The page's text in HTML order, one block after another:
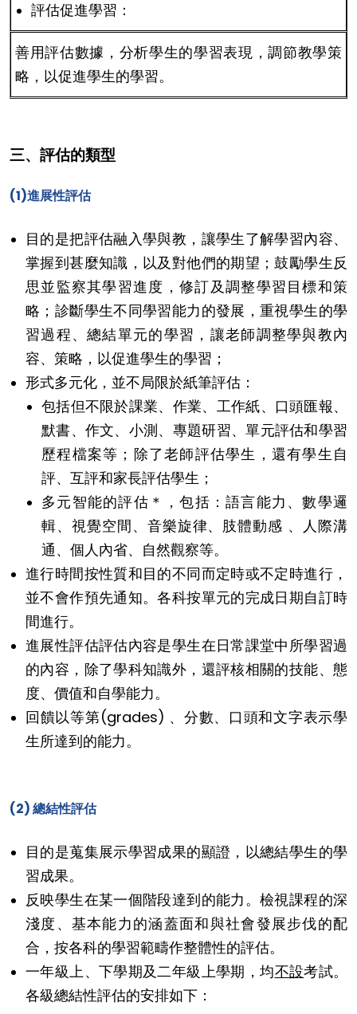
評估促進學習：
善用評估數據，分析學生的學習表現，調節教學策
略，以促進學生的學習。
三、評估的類型
(1)進展性評估
目的是把評估融入學與教，讓學生了解學習內容、
掌握到甚麼知識，以及對他們的期望；鼓勵學生反
思並監察其學習進度，修訂及調整學習目標和策
略；診斷學生不同學習能力的發展，重視學生的學
習過程、總結單元的學習，讓老師調整學與教內
容、策略，以促進學生的學習；
形式多元化，並不局限於紙筆評估：
包括但不限於課業、作業、工作紙、口頭匯報、
默書、作文、小測、專題研習、單元評估和學習
歷程檔案等；除了老師評估學生，還有學生自
評、互評和家長評估學生；
多元智能的評估＊，包括：語言能力、數學邏
輯、視覺空間、音樂旋律、肢體動感 、人際溝
通、個人內省、自然觀察等。
進行時間按性質和目的不同而定時或不定時進行，
並不會作預先通知。各科按單元的完成日期自訂時
間進行。
進展性評估評估內容是學生在日常課堂中所學習過
的內容，除了學科知識外，還評核相關的技能、態
度、價值和自學能力。
回饋以等第(grades) 、分數、口頭和文字表示學
生所達到的能力。
(2) 總結性評估
目的是蒐集展示學習成果的顯證，以總結學生的學
習成果。
反映學生在某一個階段達到的能力。檢視課程的深
淺度、基本能力的涵蓋面和與社會發展步伐的配
合，按各科的學習範疇作整體性的評估。
一年級上、下學期及二年級上學期，均不設考試。
各級總結性評估的安排如下：